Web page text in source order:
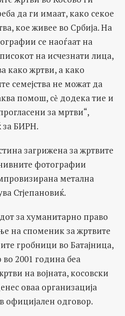
да ги имаат, како секое
кое живее во Србија. На
се наоѓаат на
на исчезнати лица,
како жртви, а како
семејства не можат да
помош, сѐ додека тие и
за мртви“,
за БИРН.
загрижена за жртвите
фотографии
метална
Стјепановиќ.
за хуманитарно право
на споменик за жртвите
гробници во Батајница,
во 2001 година беа
на војната, косовски
оваа организација
официјален одговор.